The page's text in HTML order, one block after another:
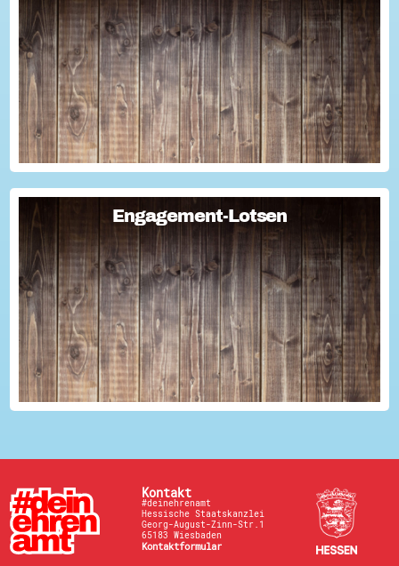
Macht den Ehrentag mit eurer Aktion zu eurem "hessischen
Ehrentag"...
Engagement-Lotsen
Engagement-Lotsen
Engagement-Lotsen tragen zu einer lebendigen
Engagementkultur und damit zu einer höheren
Lebensqualität für sich und andere bei. Sie bringen ihre
Erfahrungen im bürgerschaftlichen Engagement ein und ü...
Kontakt
#deinehrenamt
Hessische Staatskanzlei
Georg-August-Zinn-Str.1
65183 Wiesbaden
Kontaktformular